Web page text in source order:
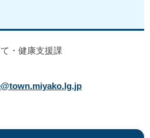
・健康支援課